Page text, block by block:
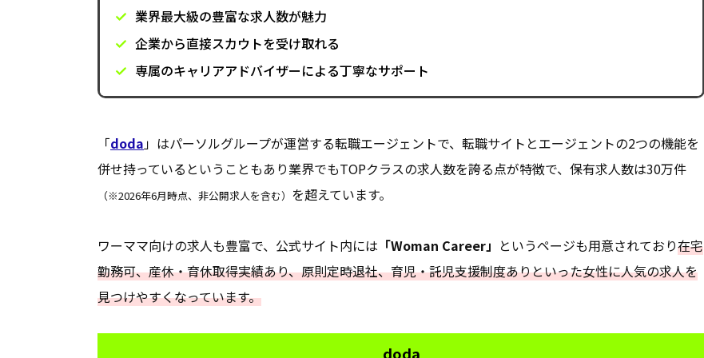
業界最大級の豊富な求人数が魅力
企業から直接スカウトを受け取れる
専属のキャリアアドバイザーによる丁寧なサポート
「doda」はパーソルグループが運営する転職エージェントで、転職サイトとエージェントの2つの機能を
併せ持っているということもあり業界でもTOPクラスの求人数を誇る点が特徴で、保有求人数は30万件
（※2026年6月時点、非公開求人を含む） を超えています。
ワーママ向けの求人も豊富で、公式サイト内には 「Woman Career」 というページも用意されており在宅
勤務可、産休・育休取得実績あり、原則定時退社、育児・託児支援制度ありといった女性に人気の求人を
見つけやすくなっています。
doda